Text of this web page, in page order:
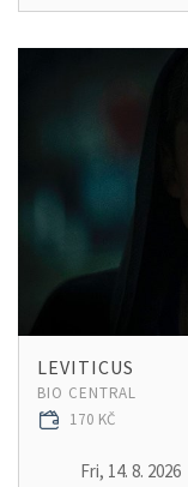
LEVITICUS
BIO CENTRAL
170 KČ
Fri, 14. 8. 2026